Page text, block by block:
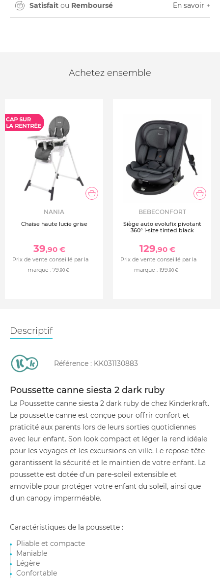
Satisfait ou Remboursé En savoir +
Achetez ensemble
NANIA
Chaise haute lucie grise
39,90 €
Prix de vente conseillé par la
marque : 79,90 €
BEBECONFORT
Siège auto evolufix pivotant
360° i-size tinted black
129,90 €
Prix de vente conseillé par la
marque : 199,90 €
Descriptif
Référence : KK031130883
Poussette canne siesta 2 dark ruby
La Poussette canne siesta 2 dark ruby de chez Kinderkraft.
La poussette canne est conçue pour offrir confort et
praticité aux parents lors de leurs sorties quotidiennes
avec leur enfant. Son look compact et léger la rend idéale
pour les voyages et les excursions en ville. Le repose-tête
garantissent la sécurité et le maintien de votre enfant. La
poussette est dotée d'un pare-soleil extensible et
amovible pour protéger votre enfant du soleil, ainsi que
d'un canopy imperméable.
Caractéristiques de la poussette :
Pliable et compacte
Maniable
Légère
Confortable